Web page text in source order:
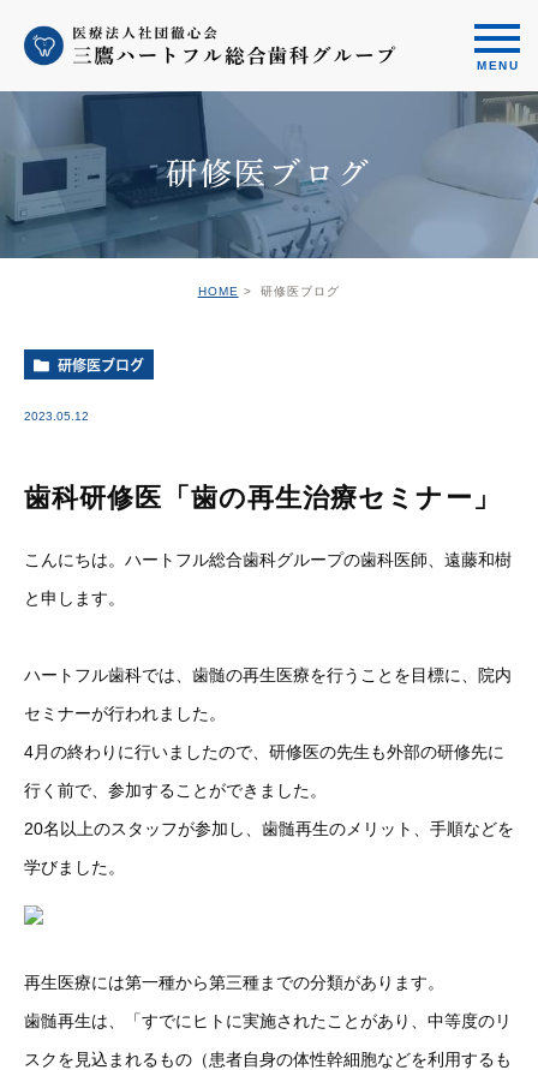
研修医ブログ
HOME 研修医ブログ
研修医ブログ
2023.05.12
歯科研修医「歯の再生治療セミナー」
こんにちは。ハートフル総合歯科グループの歯科医師、遠藤和樹
と申します。
ハートフル歯科では、歯髄の再生医療を行うことを目標に、院内
セミナーが行われました。
4月の終わりに行いましたので、研修医の先生も外部の研修先に
行く前で、参加することができました。
20名以上のスタッフが参加し、歯髄再生のメリット、手順などを
学びました。
再生医療には第一種から第三種までの分類があります。
歯髄再生は、「すでにヒトに実施されたことがあり、中等度のリ
スクを見込まれるもの（患者自身の体性幹細胞などを利用するも